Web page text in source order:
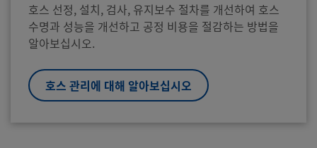
호스 선정, 설치, 검사, 유지보수 절차를 개선하여 호스
수명과 성능을 개선하고 공정 비용을 절감하는 방법을
알아보십시오.
호스 관리에 대해 알아보십시오